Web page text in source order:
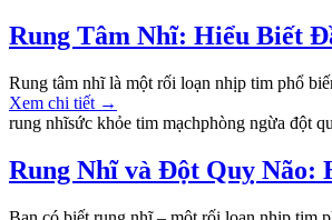
Rung Tâm Nhĩ: Hiểu Biết
Rung tâm nhĩ là một rối loạn nhịp tim phổ
Xem chi tiết →
rung nhĩsức khỏe tim mạchphòng ngừa đột
Rung Nhĩ và Đột Quỵ Não: